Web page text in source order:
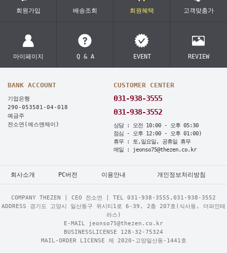
회원가입 배송조회 회원혜택 고객맞춤가
마이페이지 Q & A EVENT REVIEW
BANK ACCOUNT
기업은행
290-053581-04-018
예금주
전소연(에스앤제이)
CUSTOMER CENTER
031-938-3555
031-938-3552
상담 : 오전 10:00 - 오후 05:30
점심 - 오후 12:00 - 오후 01:00)
휴무 : 토,일요일, 공휴일 휴무
메일 : jeonso75@thezen.co.kr
회사소개 PC버전 이용안내 개인정보처리방침
COMPANY THEZEN | CEO 전소연 | TEL 031-938-3555,031-938-3552
ADDRESS 경기도 고양시 일산동구 위시티1로 6-39, 2층 207호(식사동, 더파인테
라스)
E-MAIL jeonso75@thezen.co.kr
BUSINESSLICENSE 128-32-75324
MAIL-ORDER LICENSE 제 2020-고양일산동-1441호